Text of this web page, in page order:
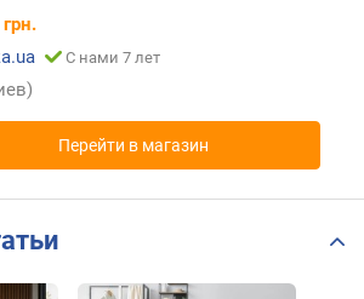
грн.
С нами 7 лет
Перейти в магазин